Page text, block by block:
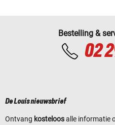
Bestelling &
02
De Louis nieuwsbrief
Ontvang kosteloosalle informatie